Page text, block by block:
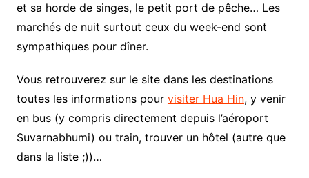
et sa horde de singes, le petit port de pêche… Les
marchés de nuit surtout ceux du week-end sont
sympathiques pour dîner.
Vous retrouverez sur le site dans les destinations
toutes les informations pour visiter Hua Hin, y venir
en bus (y compris directement depuis l’aéroport
Suvarnabhumi) ou train, trouver un hôtel (autre que
dans la liste ;))…